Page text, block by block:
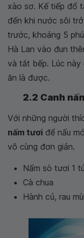
xào sơ. Kế tiếp đổ
đến khi nước sôi
trước, khoảng 5
Hà Lan vào đun
và tắt bếp. Lúc này
ăn là được.
2.2 Canh
Với những người
nấm tươi để nấu
vô cùng đơn giản.
Nấm sò tươi 1
Cà chua
Hành củ, rau mùi